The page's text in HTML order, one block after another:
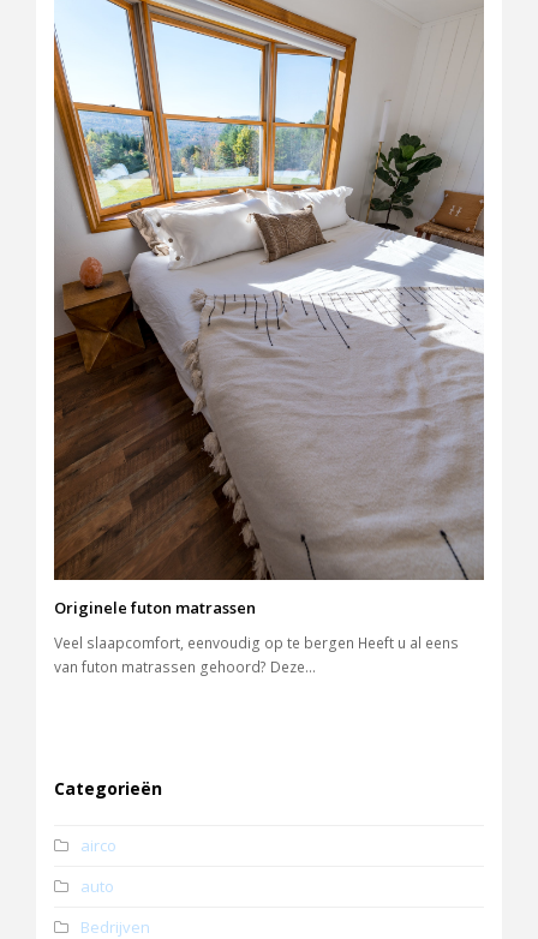
Originele futon matrassen
Veel slaapcomfort, eenvoudig op te bergen Heeft u al eens
van futon matrassen gehoord? Deze…
Categorieën
airco
auto
Bedrijven